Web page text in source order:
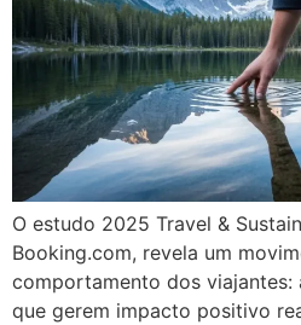
O estudo 2025 Travel &
Booking.com, revela um
comportamento dos viajantes:
que gerem impacto positivo